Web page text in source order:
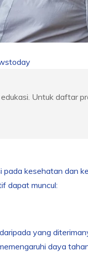
Untuk daftar
kesehatan dan
dapat muncul:
yang
daya